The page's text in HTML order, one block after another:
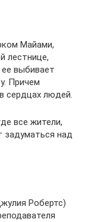
Майами,
лестнице,
выбивает
Причем
сердцах людей.
все жители,
задуматься над
Робертс)